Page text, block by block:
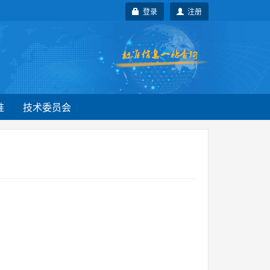
注册
登录
技术委员会